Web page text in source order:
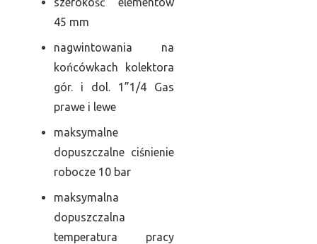
45 mm
nagwintowania na
końcówkach kolektora
gór. i dol. 1”1/4 Gas
prawe i lewe
maksymalne
dopuszczalne ciśnienie
robocze 10 bar
maksymalna
dopuszczalna
temperatura pracy